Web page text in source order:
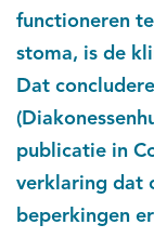
functioneren
stoma, is de
Dat
publicatie in
verklaring dat
beperkingen